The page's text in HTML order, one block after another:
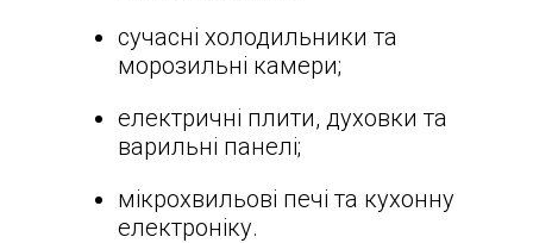
сучасні холодильники та
морозильні камери;
електричні плити, духовки та
варильні панелі;
мікрохвильові печі та кухонну
електроніку.